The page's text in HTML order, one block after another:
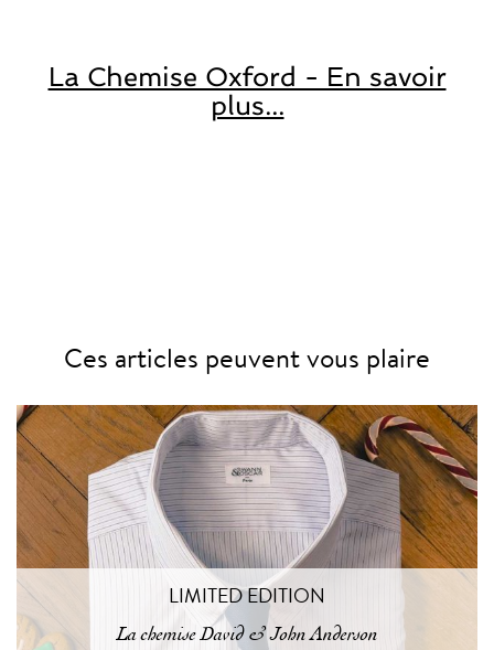
La Chemise Oxford - En savoir
plus...
Ces articles peuvent vous plaire
LIMITED EDITION
La chemise David & John Anderson